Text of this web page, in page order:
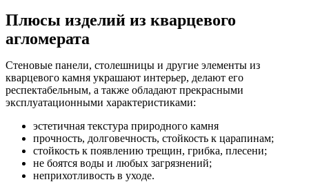
Плюсы изделий из кварцевого
агломерата
Стеновые панели, столешницы и другие элементы из
кварцевого камня украшают интерьер, делают его
респектабельным, а также обладают прекрасными
эксплуатационными характеристиками:
эстетичная текстура природного камня
прочность, долговечность, стойкость к царапинам;
стойкость к появлению трещин, грибка, плесени;
не боятся воды и любых загрязнений;
неприхотливость в уходе.